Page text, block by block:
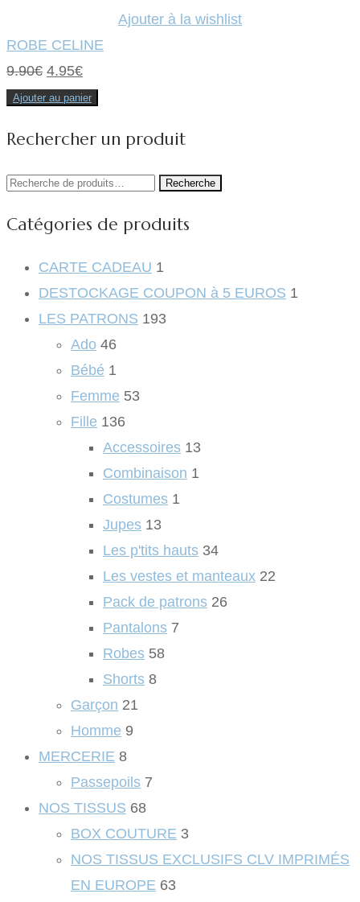
Ajouter à la wishlist
ROBE CELINE
9.90€ Le
prix
était :
9.90€.
4.95€Le
prix
est :
4.95€.
Ajouter au panier
Rechercher un produit
Recherche
Recherche
Catégories de produits
CARTE CADEAU 1
DESTOCKAGE COUPON à 5 EUROS 1
LES PATRONS 193
Ado 46
Bébé 1
Femme 53
Fille 136
Accessoires 13
Combinaison 1
Costumes 1
Jupes 13
Les p'tits hauts 34
Les vestes et manteaux 22
Pack de patrons 26
Pantalons 7
Robes 58
Shorts 8
Garçon 21
Homme 9
MERCERIE 8
Passepoils 7
NOS TISSUS 68
BOX COUTURE 3
NOS TISSUS EXCLUSIFS CLV IMPRIMÉS
EN EUROPE 63